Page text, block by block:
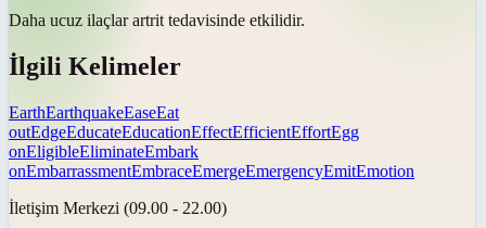
Daha ucuz ilaçlar artrit tedavisinde etkilidir.
İlgili Kelimeler
EarthEarthquakeEaseEat
outEdgeEducateEducationEffectEfficientEffortEgg
onEligibleEliminateEmbark
onEmbarrassmentEmbraceEmergeEmergencyEmitEmotion
İletişim Merkezi (09.00 - 22.00)